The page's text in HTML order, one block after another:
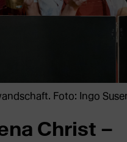
Foto: Ingo
Christ –